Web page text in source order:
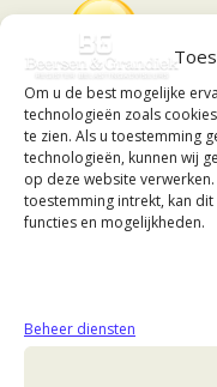
Om u de best mogelijke
technologieën zoals
te zien. Als u toestemming
technologieën, kunnen wij
op deze website
toestemming intrekt, kan
functies en mogelijkheden.
Beheer diensten